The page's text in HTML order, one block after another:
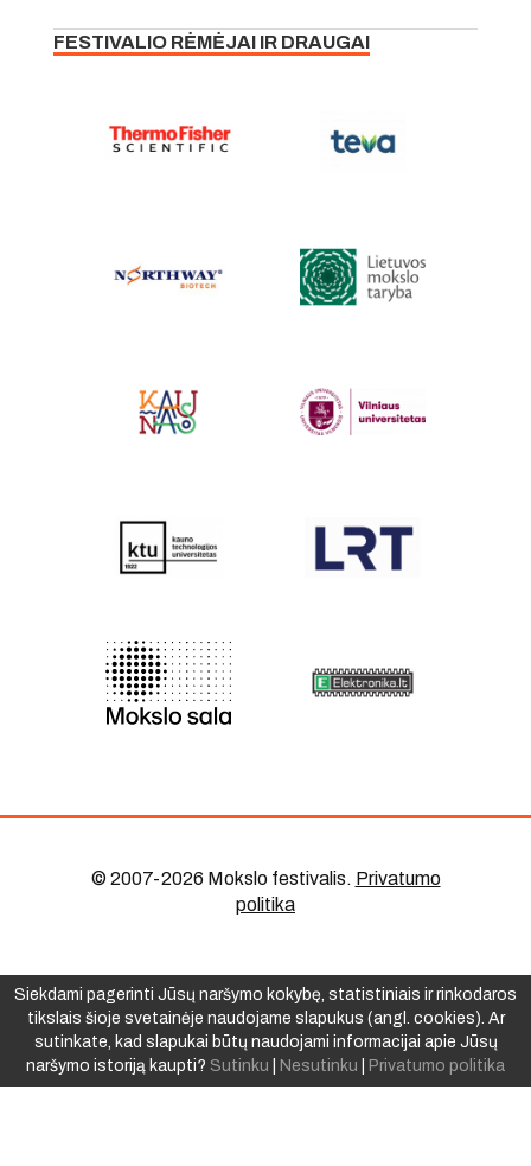
FESTIVALIO RĖMĖJAI IR DRAUGAI
© 2007-2026 Mokslo festivalis. Privatumo
politika
Siekdami pagerinti Jūsų naršymo kokybę, statistiniais ir rinkodaros
tikslais šioje svetainėje naudojame slapukus (angl. cookies). Ar
sutinkate, kad slapukai būtų naudojami informacijai apie Jūsų
naršymo istoriją kaupti? Sutinku Nesutinku Privatumo politika